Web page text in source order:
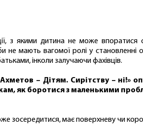
з якими дитина не може впоратися
не мають вагомої ролі у
інколи залучаючи фахівців.
– Дітям. Сирітству –
як боротися з маленькими
зосередитися, має поверхневу чи